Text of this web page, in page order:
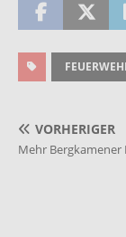
VORHERIGER
Mehr Bergkamener